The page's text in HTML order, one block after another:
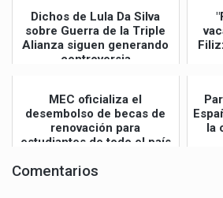
Dichos de Lula Da Silva
sobre Guerra de la Triple
Alianza siguen generando
controversia
MEC oficializa el
desembolso de becas de
renovación para
estudiantes de todo el país
la
Comentarios